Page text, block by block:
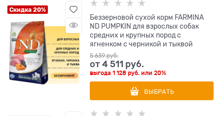
Скидка 20%
Беззерновой cухой корм FARMINA
ND PUMPKIN для взрослых собак
средних и крупных пород с
ягненком с черникой и тыквой
5 639 руб.
от4 511 руб.
выгода1 128 руб. или20%
ВЫБРАТЬ